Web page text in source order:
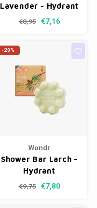
Lavender - Hydrant
€8,95 €7,16
-20%
Wondr
Shower Bar Larch -
Hydrant
€9,75 €7,80